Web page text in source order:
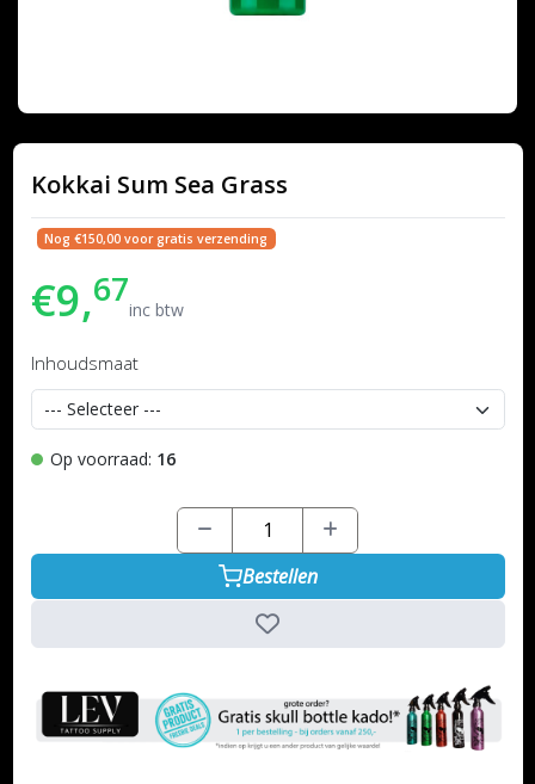
Kokkai Sum Sea Grass
Nog €150,00 voor gratis verzending
€9,67inc btw
Inhoudsmaat
Op voorraad: 16
Bestellen